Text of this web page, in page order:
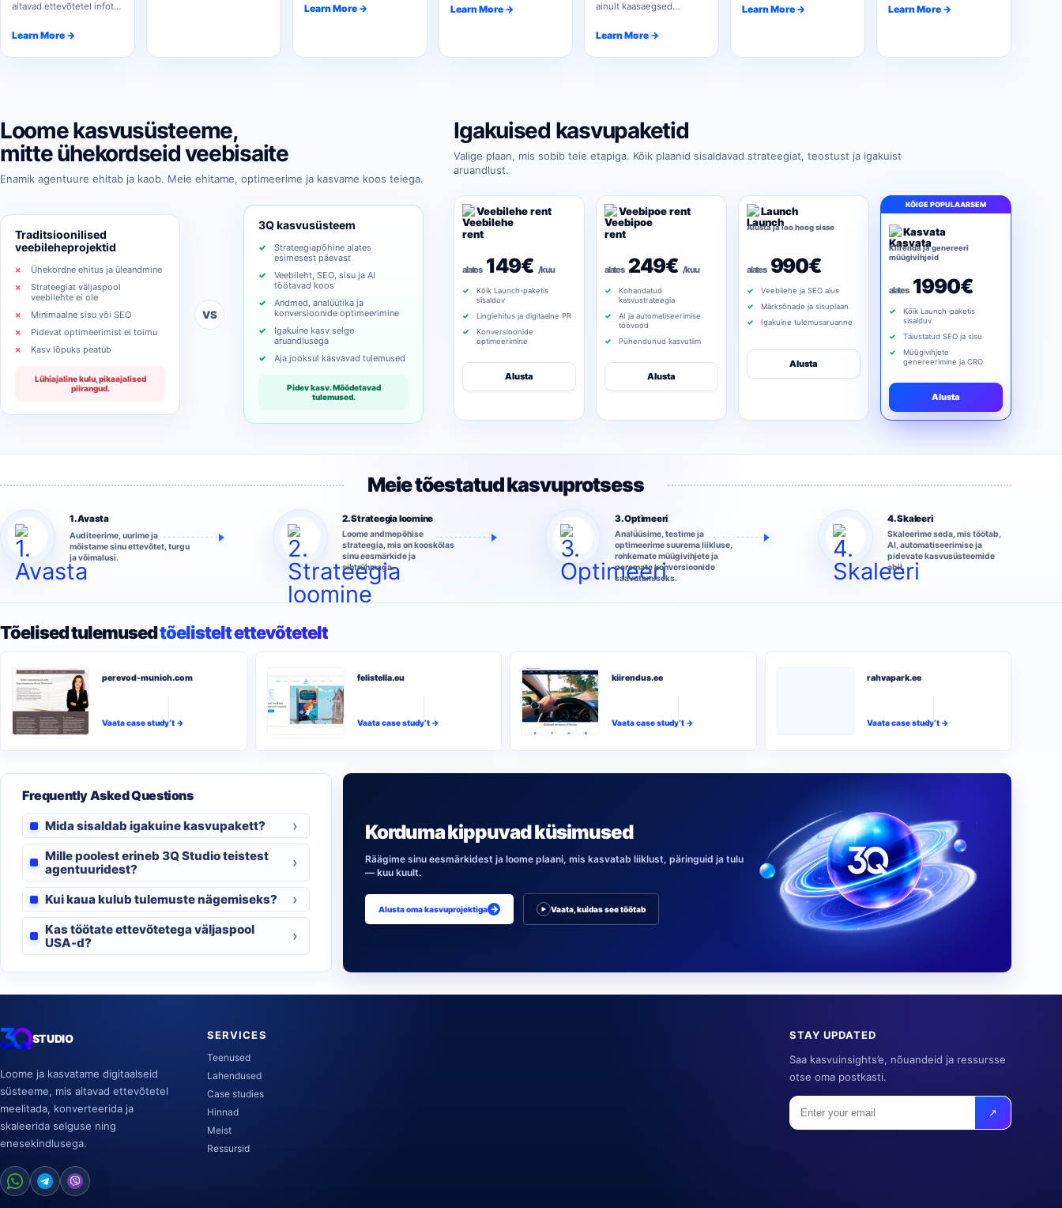
aitavad ettevõtetel infot…
Learn More →
Learn More → Learn More →
ainult kaasaegsed…
Learn More →
Learn More → Learn More →
Loome kasvusüsteeme,
mitte ühekordseid veebisaite
Enamik agentuure ehitab ja kaob. Meie ehitame, optimeerime ja kasvame koos teiega.
Traditsioonilised
veebileheprojektid
Ühekordne ehitus ja üleandmine
Strateegiat väljaspool
veebilehte ei ole
Minimaalne sisu või SEO
Pidevat optimeerimist ei toimu
Kasv lõpuks peatub
Lühiajaline kulu, pikaajalised
piirangud.
VS
3Q kasvusüsteem
Strateegiapõhine alates
esimesest päevast
Veebileht, SEO, sisu ja AI
töötavad koos
Andmed, analüütika ja
konversioonide optimeerimine
Igakuine kasv selge
aruandlusega
Aja jooksul kasvavad tulemused
Pidev kasv. Mõõdetavad
tulemused.
Igakuised kasvupaketid
Valige plaan, mis sobib teie etapiga. Kõik plaanid sisaldavad strateegiat, teostust ja igakuist
aruandlust.
Veebilehe rent
alates 149€ / kuu
Kõik Launch-paketis
sisalduv
Lingiehitus ja digitaalne PR
Konversioonide
optimeerimine
Alusta
Veebipoe rent
alates 249€ / kuu
Kohandatud
kasvustrateegia
AI ja automatiseerimise
töövood
Pühendunud kasvutiim
Alusta
Launch
Alusta ja loo hoog sisse
alates990€
Veebilehe ja SEO alus
Märksõnade ja sisuplaan
Igakuine tulemusaruanne
Alusta
KÕIGE POPULAARSEM
Kasvata
Kiirenda ja genereeri
müügivihjeid
alates1990€
Kõik Launch-paketis
sisalduv
Täiustatud SEO ja sisu
Müügivihjete
genereerimine ja CRO
Alusta
Meie tõestatud kasvuprotsess
1. Avasta
Auditeerime, uurime ja
mõistame sinu ettevõtet, turgu
ja võimalusi.
2. Strateegia loomine
Loome andmepõhise
strateegia, mis on kooskõlas
sinu eesmärkide ja
sihtrühmaga.
3. Optimeeri
Analüüsime, testime ja
optimeerime suurema liikluse,
rohkemate müügivihjete ja
paremate konversioonide
saavutamiseks.
4. Skaleeri
Skaleerime seda, mis töötab,
AI, automatiseerimise ja
pidevate kasvusüsteemide
abil.
Tõelised tulemusedtõelistelt ettevõtetelt
perevod-munich.com
Vaata case study’t →
felistella.eu
Vaata case study’t →
kiirendus.ee
Vaata case study’t →
rahvapark.ee
Vaata case study’t →
Frequently Asked Questions
Mida sisaldab igakuine kasvupakett?
Mille poolest erineb 3Q Studio teistest
agentuuridest?
Kui kaua kulub tulemuste nägemiseks?
Kas töötate ettevõtetega väljaspool
USA-d?
Korduma kippuvad küsimused
Räägime sinu eesmärkidest ja loome plaani, mis kasvatab liiklust, päringuid ja tulu
— kuu kuult.
Alusta oma kasvuprojektiga → Vaata, kuidas see töötab
STUDIO
Loome ja kasvatame digitaalseid
süsteeme, mis aitavad ettevõtetel
meelitada, konverteerida ja
skaleerida selguse ning
enesekindlusega.
SERVICES
Teenused
Lahendused
Case studies
Hinnad
Meist
Ressursid
STAY UPDATED
Saa kasvuinsights’e, nõuandeid ja ressursse
otse oma postkasti.
↗